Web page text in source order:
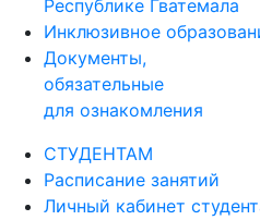
Республике Гватемала
Инклюзивное
Документы,
обязательные
для ознакомления
СТУДЕНТАМ
Расписание занятий
Личный кабинет